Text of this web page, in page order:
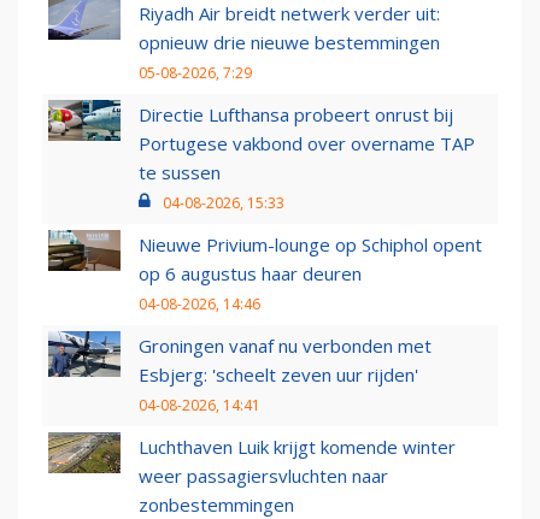
Riyadh Air breidt netwerk verder uit:
opnieuw drie nieuwe bestemmingen
05-08-2026, 7:29
Directie Lufthansa probeert onrust bij
Portugese vakbond over overname TAP
te sussen
04-08-2026, 15:33
Nieuwe Privium-lounge op Schiphol opent
op 6 augustus haar deuren
04-08-2026, 14:46
Groningen vanaf nu verbonden met
Esbjerg: 'scheelt zeven uur rijden'
04-08-2026, 14:41
Luchthaven Luik krijgt komende winter
weer passagiersvluchten naar
zonbestemmingen